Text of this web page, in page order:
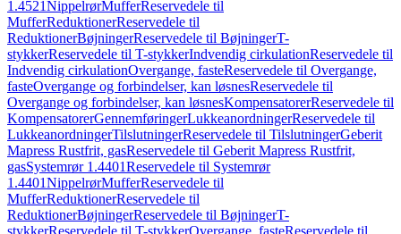
1.4521NippelrørMufferReservedele til
MufferReduktionerReservedele til
ReduktionerBøjningerReservedele til BøjningerT-
stykkerReservedele til T-stykkerIndvendig cirkulationReservedele til
Indvendig cirkulationOvergange, fasteReservedele til Overgange,
fasteOvergange og forbindelser, kan løsnesReservedele til
Overgange og forbindelser, kan løsnesKompensatorerReservedele til
KompensatorerGennemføringerLukkeanordningerReservedele til
LukkeanordningerTilslutningerReservedele til TilslutningerGeberit
Mapress Rustfrit, gasReservedele til Geberit Mapress Rustfrit,
gasSystemrør 1.4401Reservedele til Systemrør
1.4401NippelrørMufferReservedele til
MufferReduktionerReservedele til
ReduktionerBøjningerReservedele til BøjningerT-
stykkerReservedele til T-stykkerOvergange, fasteReservedele til